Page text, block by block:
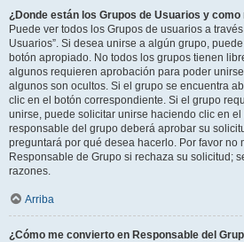
¿Donde están los Grupos de Usuarios y
Puede ver todos los Grupos de usuarios a
Usuarios”. Si desea unirse a algún grupo,
botón apropiado. No todos los grupos tienen
algunos requieren aprobación para poder
algunos son ocultos. Si el grupo se encuentra
clic en el botón correspondiente. Si el grupo
unirse, puede solicitar unirse haciendo clic en el
responsable del grupo deberá aprobar su
preguntará por qué desea hacerlo. Por favor no
Responsable de Grupo si rechaza su solicitud;
razones.
Arriba
¿Cómo me convierto en Responsable del